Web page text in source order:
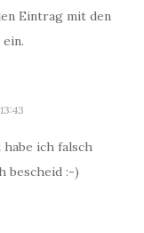
Eintrag mit den
ich falsch
bescheid :-)